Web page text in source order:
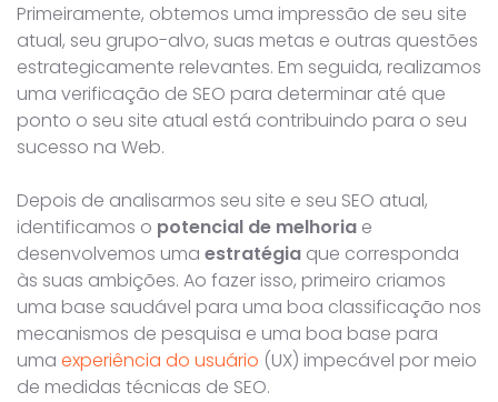
Primeiramente, obtemos uma impressão de seu site
atual, seu grupo-alvo, suas metas e outras questões
estrategicamente relevantes. Em seguida, realizamos
uma verificação de SEO para determinar até que
ponto o seu site atual está contribuindo para o seu
sucesso na Web.
Depois de analisarmos seu site e seu SEO atual,
identificamos o potencial de melhoria e
desenvolvemos uma estratégia que corresponda
às suas ambições. Ao fazer isso, primeiro criamos
uma base saudável para uma boa classificação nos
mecanismos de pesquisa e uma boa base para
uma experiência do usuário (UX) impecável por meio
de medidas técnicas de SEO.